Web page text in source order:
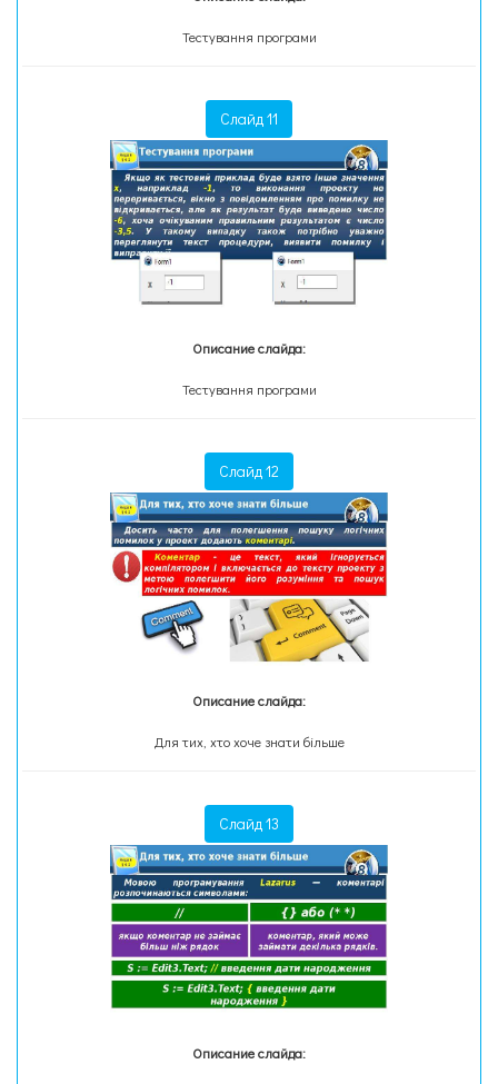
Тестування програми
Слайд 11
Описание слайда:
Тестування програми
Слайд 12
Описание слайда:
Для тих, хто хоче знати більше
Слайд 13
Описание слайда: